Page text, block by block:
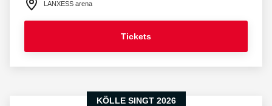
LANXESS arena
Tickets
KÖLLE SINGT 2026